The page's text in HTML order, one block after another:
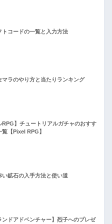
トコードの一覧と入力方法
マラのやり方と当たりランキング
RPG】チュートリアルガチャのおすす
【Pixel RPG】
い鉱石の入手方法と使い道
ンドアドベンチャー】烈子へのプレゼ